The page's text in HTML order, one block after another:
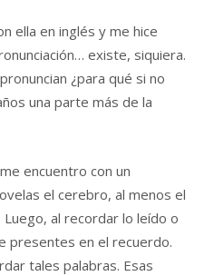
ella en inglés y me hice
existe, siquiera.
¿para qué si no
una parte más de la
encuentro con un
el cerebro, al menos el
al recordar lo leído o
presentes en el recuerdo.
tales palabras. Esas